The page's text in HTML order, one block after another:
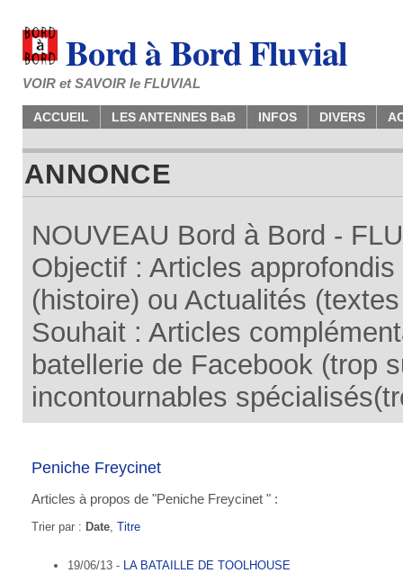
Bord à Bord Fluvial
VOIR et SAVOIR le FLUVIAL
ACCUEIL LES ANTENNES BaB INFOS DIVERS
ANNONCE
NOUVEAU Bord à Bord -
Objectif : Articles
(histoire) ou Actualités
Souhait : Articles
batellerie de Facebook (trop
incontournables
Peniche Freycinet
Articles à propos de "Peniche Freycinet " :
Trier par : Date Titre
19/06/13 - LA BATAILLE DE TOOLHOUSE